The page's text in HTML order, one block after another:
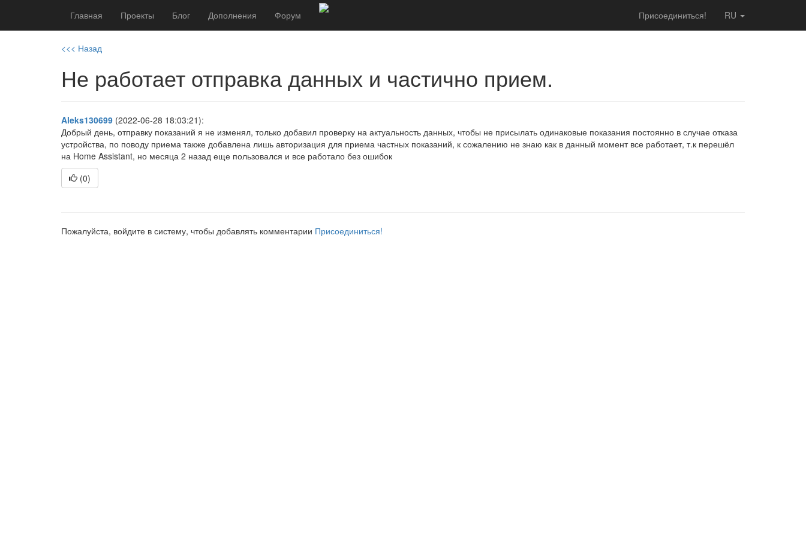
Главная Проекты Блог Дополнения Форум RU
Присоединиться!
<<< Назад
Не работает отправка данных и частично прием.
Aleks130699 (2022-06-28 18:03:21):
Добрый день, отправку показаний я не изменял, только добавил проверку на актуальность данных, чтобы не присылать одинаковые показания постоянно в случае отказа
устройства, по поводу приема также добавлена лишь авторизация для приема частных показаний, к сожалению не знаю как в данный момент все работает, т.к перешёл
на Home Assistant, но месяца 2 назад еще пользовался и все работало без ошибок
(0)
Пожалуйста, войдите в систему, чтобы добавлять комментарии Присоединиться!